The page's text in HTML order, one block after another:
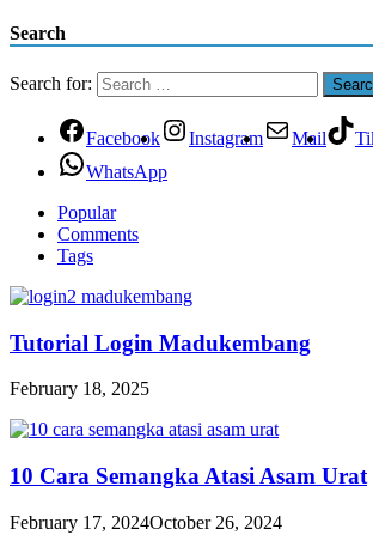
Search
Search for:
Facebook Instagram Mail
WhatsApp
Popular
Comments
Tags
Tutorial Login Madukembang
February 18, 2025
10 Cara Semangka Atasi Asam Urat
February 17, 2024October 26, 2024